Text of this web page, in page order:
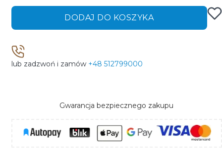
DODAJ DO KOSZYKA
lub zadzwoń i zamów +48 512799000
Gwarancja bezpiecznego zakupu